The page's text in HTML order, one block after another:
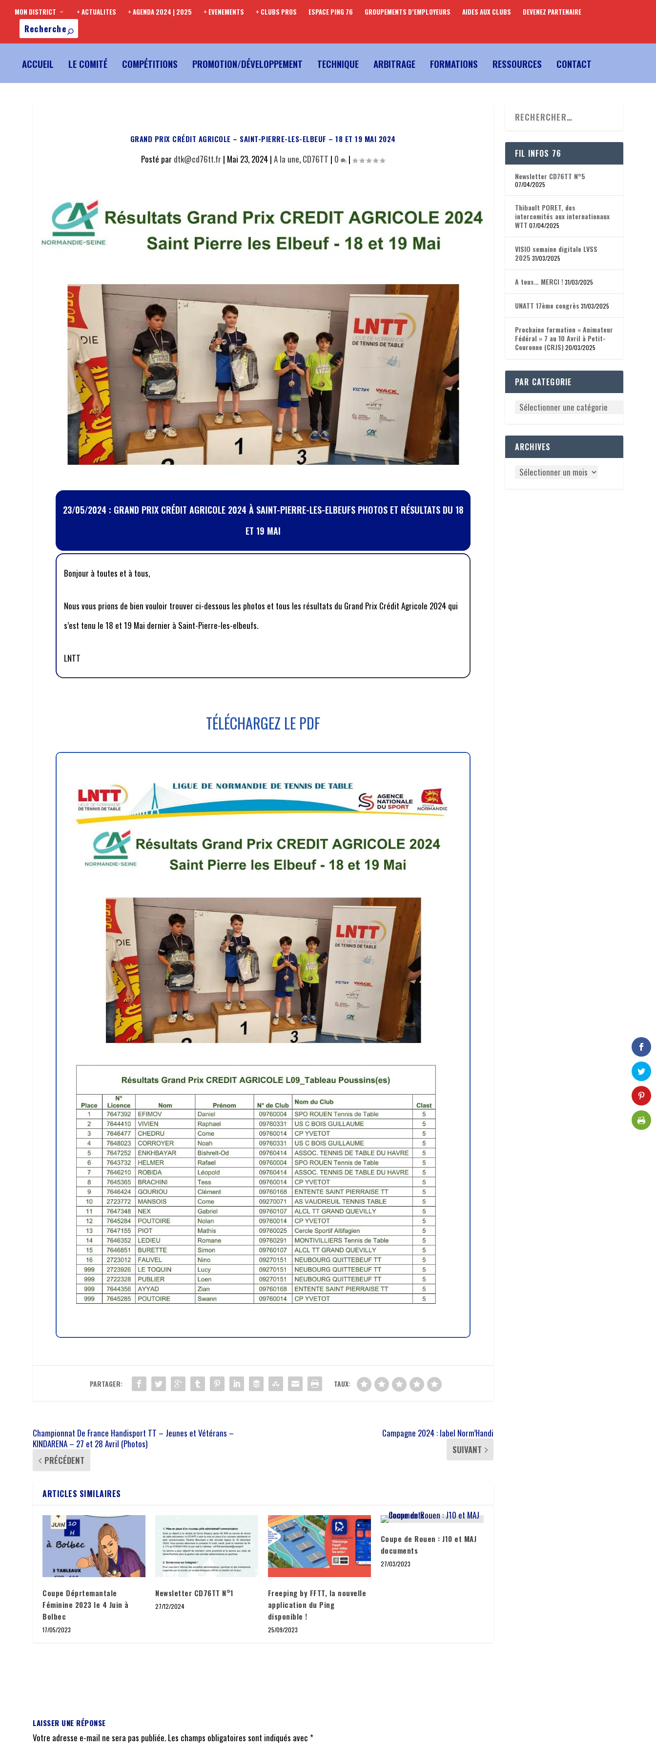
MON DISTRICT + ACTUALITES + AGENDA 2024 | 2025 + EVENEMENTS + CLUBS PROS ESPACE PING 76 GROUPEMENTS D’EMPLOYEURS AIDES AUX CLUBS DEVENEZ PARTENAIRE
ACCUEIL LE COMITÉ COMPÉTITIONS PROMOTION/DÉVELOPPEMENT TECHNIQUE ARBITRAGE FORMATIONS RESSOURCES CONTACT
GRAND PRIX CRÉDIT AGRICOLE – SAINT-PIERRE-LES-ELBEUF – 18 ET 19 MAI 2024
Posté par dtk@cd76tt.fr | Mai 23, 2024 |A la une, CD76TT | 0 |
23/05/2024 : GRAND PRIX CRÉDIT AGRICOLE 2024 À SAINT-PIERRE-LES-ELBEUFS PHOTOS ET RÉSULTATS DU 18
ET 19 MAI
Bonjour à toutes et à tous,
Nous vous prions de bien vouloir trouver ci-dessous les photos et tous les résultats du Grand Prix Crédit Agricole 2024 qui
s’est tenu le 18 et 19 Mai dernier à Saint-Pierre-les-elbeufs.
LNTT
TÉLÉCHARGEZ LE PDF
PARTAGER: TAUX:
Championnat De France Handisport TT – Jeunes et Vétérans –
KINDARENA – 27 et 28 Avril (Photos)
PRÉCÉDENT
Campagne 2024 : label Norm’Handi
SUIVANT
ARTICLES SIMILAIRES
Coupe Déprtemantale
Féminine 2023 le 4 Juin à
Bolbec
17/05/2023
Newsletter CD76TT N°1
27/12/2024
Freeping by FFTT, la nouvelle
application du Ping
disponible !
25/09/2023
Coupe de Rouen : J10 et MAJ
documents
27/03/2023
LAISSER UNE RÉPONSE
Votre adresse e-mail ne sera pas publiée. Les champs obligatoires sont indiqués avec *
FIL INFOS 76
Newsletter CD76TT N°5
07/04/2025
Thibault PORET, des
intercomités aux internationaux
WTT 07/04/2025
VISIO semaine digitale LVSS
2025 31/03/2025
A tous… MERCI !31/03/2025
UNATT 17ème congrès 31/03/2025
Prochaine formation « Animateur
Fédéral » 7 au 10 Avril à Petit-
Couronne (CRJS) 20/03/2025
PAR CATEGORIE
ARCHIVES